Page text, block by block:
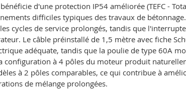
d'une protection IP54 améliorée (TEFC -
difficiles typiques des travaux de
cycles de service prolongés, tandis que
Le câble préinstallé de 1,5 mètre avec fiche
adéquate, tandis que la poulie de type 60A
configuration à 4 pôles du moteur produit
à 2 pôles comparables, ce qui contribue à
de mélange prolongées.